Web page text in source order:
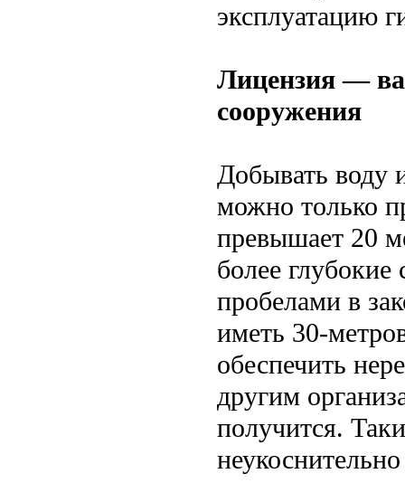
эксплуатацию
Лицензия —
сооружения
Добывать воду
можно только
превышает 20
более
пробелами в
иметь 30-
обеспечить
другим
получится.